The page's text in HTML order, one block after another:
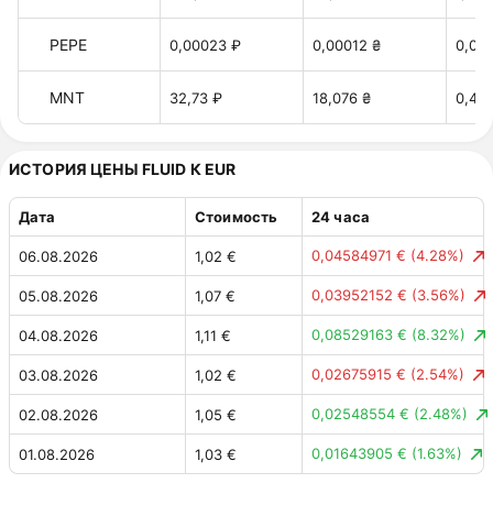
PEPE 0,00023 ₽ 0,00012 ₴
MNT 32,73 ₽ 18,076 ₴ 0,40
ИСТОРИЯ ЦЕНЫ FLUID К EUR
Дата Стоимость 24 часа
06.08.2026 1,02 € 0,04584971 € (4.28%)
05.08.2026 1,07 € 0,03952152 € (3.56%)
04.08.2026 1,11 € 0,08529163 € (8.32%)
03.08.2026 1,02 € 0,02675915 € (2.54%)
02.08.2026 1,05 € 0,02548554 € (2.48%)
01.08.2026 1,03 € 0,01643905 € (1.63%)